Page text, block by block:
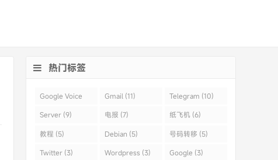
热门标签
Google Voice
(43)
Gmail (11) Telegram (10)
Server (9) 电报 (7) 纸飞机 (6)
教程 (5) Debian (5) 号码转移 (5)
Twitter (3) Wordpress (3) Google (3)